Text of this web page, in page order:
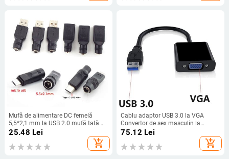
Mufă de alimentare DC femelă
5,5*2,1 mm la USB 2.0 mufă tată
mirco tip c mufă femelă mufă 5V
Adaptor convertor conector pentru
laptop
25.48 Lei
add_shopping_cart
Cablu adaptor USB 3.0 la VGA
Convertor de sex masculin la
femeie Adaptor USB 3.0 la VGA
Computer proiector TV
75.12 Lei
add_shopping_cart